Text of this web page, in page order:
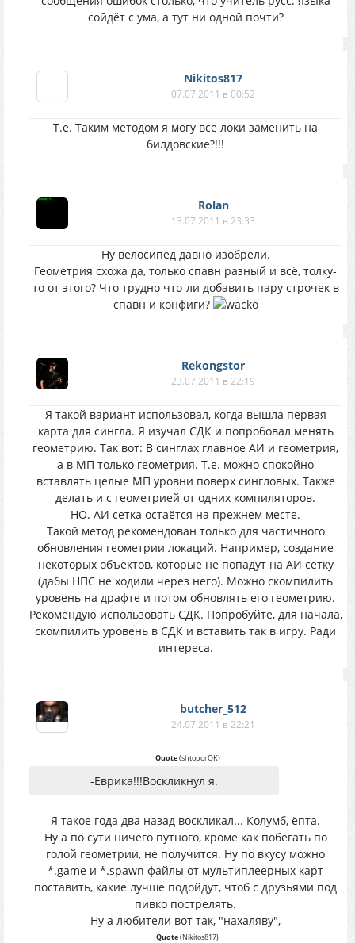
сойдёт с ума, а тут ни одной почти?
Nikitos817
07.07.2011 в 00:52
Т.е. Таким методом я могу все локи заменить на
билдовские?!!!
Rolan
13.07.2011 в 23:33
Ну велосипед давно изобрели.
Геометрия схожа да, только спавн разный и всё, толку-
то от этого? Что трудно что-ли добавить пару строчек в
спавн и конфиги?
Rekongstor
23.07.2011 в 22:19
Я такой вариант использовал, когда вышла первая
карта для сингла. Я изучал СДК и попробовал менять
геометрию. Так вот: В синглах главное АИ и геометрия,
а в МП только геометрия. Т.е. можно спокойно
вставлять целые МП уровни поверх сингловых. Также
делать и с геометрией от одних компиляторов.
НО. АИ сетка остаётся на прежнем месте.
Такой метод рекомендован только для частичного
обновления геометрии локаций. Например, создание
некоторых объектов, которые не попадут на АИ сетку
(дабы НПС не ходили через него). Можно скомпилить
уровень на драфте и потом обновлять его геометрию.
Рекомендую использовать СДК. Попробуйте, для начала,
скомпилить уровень в СДК и вставить так в игру. Ради
интереса.
butcher_512
24.07.2011 в 22:21
Quote(shtoporOK)
-Еврика!!!Воскликнул я.
Я такое года два назад воскликал... Колумб, ёпта.
Ну а по сути ничего путного, кроме как побегать по
голой геометрии, не получится. Ну по вкусу можно
*.game и *.spawn файлы от мультиплеерных карт
поставить, какие лучше подойдут, чтоб с друзьями под
пивко пострелять.
Ну а любители вот так, "нахаляву",
Quote(Nikitos817)